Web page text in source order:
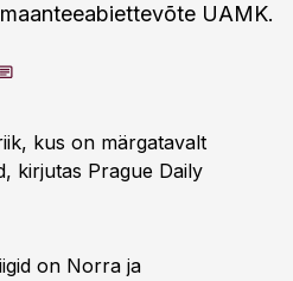
UAMK.
kus on märgatavalt
kirjutas Prague Daily
on Norra ja